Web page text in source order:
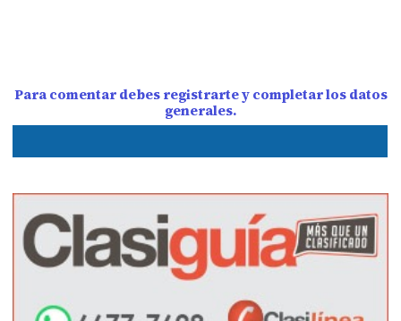
Para comentar debes registrarte y completar los datos
generales.